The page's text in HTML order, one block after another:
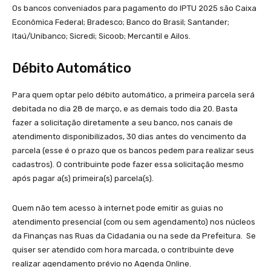
Os bancos conveniados para pagamento do IPTU 2025 são Caixa
Econômica Federal; Bradesco; Banco do Brasil; Santander;
Itaú/Unibanco; Sicredi; Sicoob; Mercantil e Ailos.
Débito Automático
Para quem optar pelo débito automático, a primeira parcela será
debitada no dia 28 de março, e as demais todo dia 20. Basta
fazer a solicitação diretamente a seu banco, nos canais de
atendimento disponibilizados, 30 dias antes do vencimento da
parcela (esse é o prazo que os bancos pedem para realizar seus
cadastros). O contribuinte pode fazer essa solicitação mesmo
após pagar a(s) primeira(s) parcela(s).
Quem não tem acesso à internet pode emitir as guias no
atendimento presencial (com ou sem agendamento) nos núcleos
da Finanças nas Ruas da Cidadania ou na sede da Prefeitura. Se
quiser ser atendido com hora marcada, o contribuinte deve
realizar agendamento prévio no Agenda Online.